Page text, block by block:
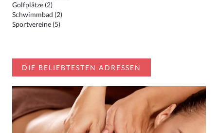
Golfplätze (2)
Schwimmbad (2)
Sportvereine (5)
DIE BELIEBTESTEN ADRESSEN